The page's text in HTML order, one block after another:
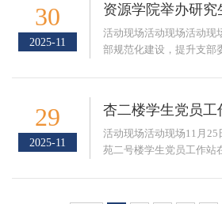
续淮海精神 凝聚党团合力
四个党团组织首次携手开
员、团员在庄严肃穆的氛
30
2025-11
活动现场活动现场活动现
部规范化建设，提升支部
参加会议。会议由学生工
持。本次培训邀请学校
友做研究生党支部建设经
29
2025-11
活动现场活动现场11月
苑二号楼学生党员工作站